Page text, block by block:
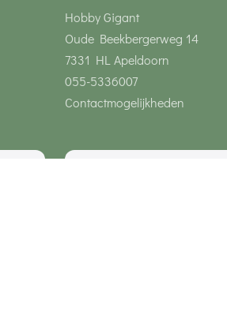
Hobby Gigant
Oude Beekbergerweg 14
7331 HL Apeldoorn
055-5336007
Contactmogelijkheden